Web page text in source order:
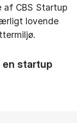
af CBS Startup
lovende
startup